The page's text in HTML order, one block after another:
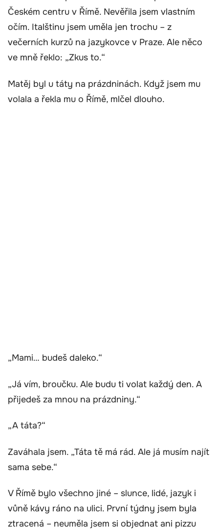
Českém centru v Římě. Nevěřila jsem vlastním
očím. Italštinu jsem uměla jen trochu – z
večerních kurzů na jazykovce v Praze. Ale něco
ve mně řeklo: „Zkus to.“
Matěj byl u táty na prázdninách. Když jsem mu
volala a řekla mu o Římě, mlčel dlouho.
„Mami… budeš daleko.“
„Já vím, broučku. Ale budu ti volat každý den. A
přijedeš za mnou na prázdniny.“
„A táta?“
Zaváhala jsem. „Táta tě má rád. Ale já musím najít
sama sebe.“
V Římě bylo všechno jiné – slunce, lidé, jazyk i
vůně kávy ráno na ulici. První týdny jsem byla
ztracená – neuměla jsem si objednat ani pizzu